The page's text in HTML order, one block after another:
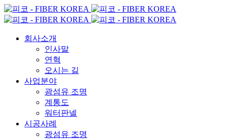
회사소개
인사말
연혁
오시는 길
사업분야
광섬유 조명
계통도
워터판넬
시공사례
광섬유 조명